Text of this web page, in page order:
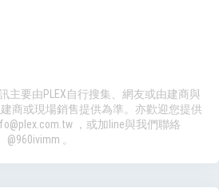
主要由PLEX自行搜集、網友或由建商與
商或現場銷售提供為準。亦歡迎您提供
，或加line與我們聯絡
@960ivimm 。